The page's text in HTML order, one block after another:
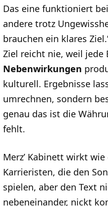
Das eine funktioniert
andere trotz
brauchen ein klares
Ziel reicht nie, weil jede
Nebenwirkungen
kulturell. Ergebnisse
umrechnen, sondern
genau das ist die
fehlt.
Merz’ Kabinett wirkt
Karrieristen, die den
spielen, aber den Text
nebeneinander, nickt